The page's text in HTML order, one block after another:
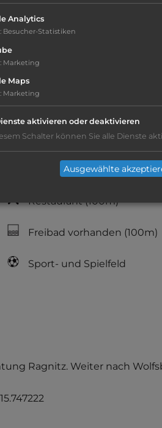
in St._Stefan_im_Rosental.
Frischwasseranschluss
Lebensmittelverkauf
Restaurant(100m)
Freibad vorhanden (100m)
Sport- und Spielfeld
Ragnitz. Weiter nach
Analytics
: Besucher-Statistiken
: Marketing
Maps
: Marketing
aktivieren oder deaktivieren
Schalter können Sie alle Dienste
Ausgewählte